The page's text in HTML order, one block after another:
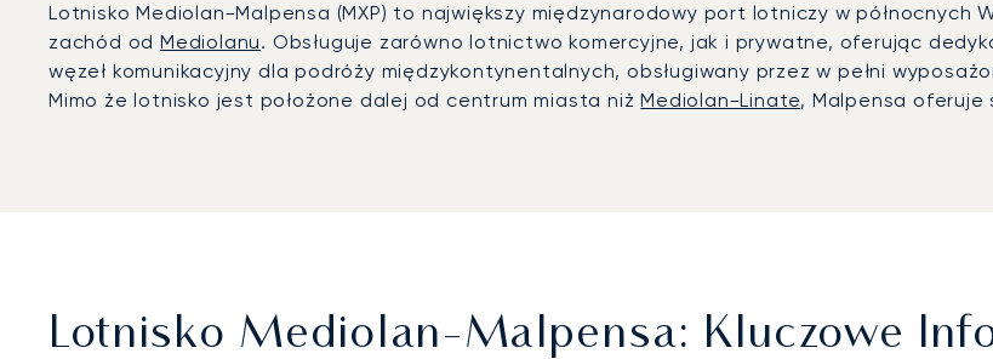
Lotnisko Mediolan-Malpensa (MXP) to największy międzynarodowy port lotniczy w północnych
zachód odMediolanu. Obsługuje zarówno lotnictwo komercyjne, jak i prywatne, oferując
węzeł komunikacyjny dla podróży międzykontynentalnych, obsługiwany przez w pełni
Mimo że lotnisko jest położone dalej od centrum miasta niżMediolan-Linate, Malpensa oferuje
Lotnisko Mediolan-Malpensa: Kluczowe